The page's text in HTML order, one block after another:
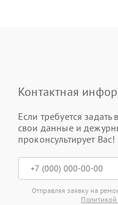
Контактная
Если требуется задать
свои данные и
проконсультирует Вас!
Отправляя заявку на
Политикой